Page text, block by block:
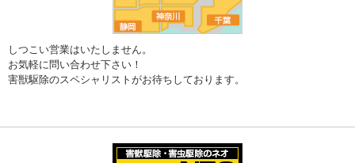
しつこい営業はいたしません。
お気軽に問い合わせ下さい！
害獣駆除のスペシャリストがお待ちしております。